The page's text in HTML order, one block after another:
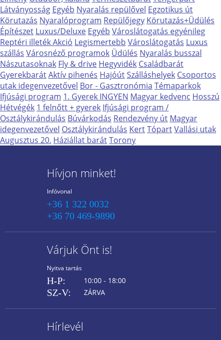
Látványosság Egyéb Nyaralás repülővel Egzotikus út
Körutazás Nyaralóprogram Repülőjegy Körutazás+Üdülés
Építészet Luxus/Deluxe Egyéb Városlátogatás egyénileg
Reptéri illeték Akció Legismertebb Városlátogatás Luxus
szállás Városnéző programok Üdülés Nyaralás busszal
Nászutasoknak Fly & drive Hegyvidék Családbarát
GyerekbarátAktív pihenés HajóútSzálláshelyek Csoportos
utak idegenvezetővel Bor - Gasztronómia Témaparkok
Ifjúsági program 1. Gyerek INGYEN Magyar kedvenc Hosszú
Hétvégék 1 felnőtt + gyerek Ifjúsági program /
Osztálykirándulás Búvárkodás Rendezvény út Magyar
idegenvezetővel Osztálykirándulás KertTópartVallási utak
Augusztus 20. Háziállat barátTorony
Hívjon minket!
Infóvonal
+36 1 322 0032
+36 70 469-9890
Várjuk Önt is!
Nyitva tartás
H-P: 10:00 - 18:00
SZ-V: ZÁRVA
Hírlevél